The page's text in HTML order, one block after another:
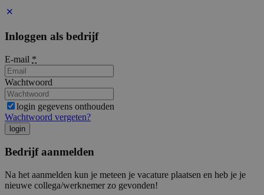
Inloggen als bedrijf
E-mail *
Wachtwoord
login gegevens onthouden
Wachtwoord vergeten?
login
Bedrijf aanmelden
Na het aanmelden kun je meteen je vacature plaatsen en heb je je
nieuwe collega/werknemer zo gevonden!